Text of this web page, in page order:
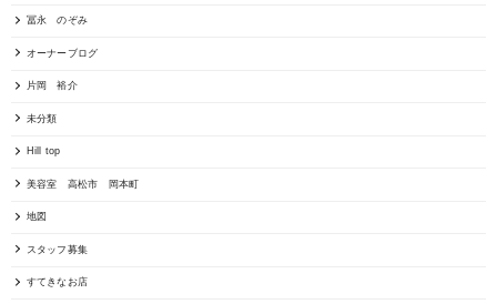
冨永 のぞみ
オーナーブログ
片岡 裕介
未分類
Hill top
美容室 高松市 岡本町
地図
スタッフ募集
すてきなお店